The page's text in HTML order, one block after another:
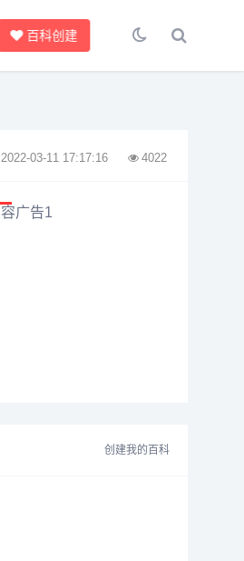
百科创建
2022-03-11 17:17:16 4022
创建我的百科